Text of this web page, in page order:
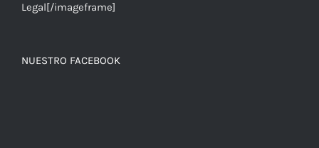
Legal[/imageframe]
NUESTRO FACEBOOK